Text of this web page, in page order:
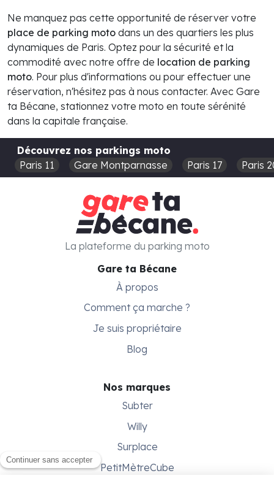
Ne manquez pas cette opportunité de réserver votre
place de parking moto dans un des quartiers les plus
dynamiques de Paris. Optez pour la sécurité et la
commodité avec notre offre de location de parking
moto. Pour plus d'informations ou pour effectuer une
réservation, n'hésitez pas à nous contacter. Avec Gare
ta Bécane, stationnez votre moto en toute sérénité
dans la capitale française.
Découvrez nos parkings moto
Paris 11
Gare Montparnasse Paris 17 Paris
Gare ta Bécane
À propos
Comment ça marche ?
Je suis propriétaire
Blog
Nos marques
Subter
Willy
Surplace
PetitMètreCube
La plateforme du parking moto